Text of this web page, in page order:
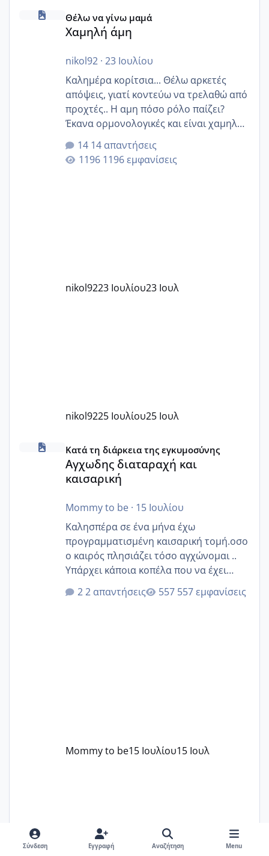
Χαμηλή άμη
Θέλω να γίνω μαμά
Χαμηλή άμη
nikol92· 23 Ιουλίου
Καλημέρα κορίτσια... Θέλω αρκετές
απόψεις, γιατί κοντεύω να τρελαθώ από
προχτές.. Η αμη πόσο ρόλο παίζει?
Έκανα ορμονολογικές και είναι χαμηλή
για την ηλικία μου.. Είχα ήδη μια
εγκυμοσύνη, που έπρεπε να τερματιστεί
στην 27η εβδομάδα και προσπαθώ 7
14 απαντήσεις
1196 εμφανίσεις
nikol9223 Ιουλίου23 Ιουλ
nikol9225 Ιουλίου25 Ιουλ
Αγχωδης διαταραχή και καισαρική
Κατά τη διάρκεια της εγκυμοσύνης
Αγχωδης διαταραχή και
καισαρική
Mommy to be· 15 Ιουλίου
Καλησπέρα σε ένα μήνα έχω
προγραμματισμένη καισαρική τομή.οσο
ο καιρός πλησιάζει τόσο αγχώνομαι ..
Υπάρχει κάποια κοπέλα που να έχει
παρόμοιο ιστορικό να μας πει την
εμπειρία της;Να σημειώσω είναι η
2 απαντήσεις 557 εμφανίσεις
Mommy to be15 Ιουλίου15 Ιουλ
Σύνδεση Εγγραφή Αναζήτηση Menu